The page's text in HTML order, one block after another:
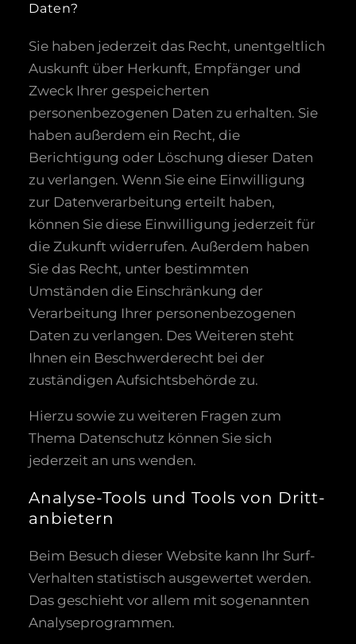
Daten?
Sie haben jederzeit das Recht, unentgeltlich
Auskunft über Herkunft, Empfänger und
Zweck Ihrer gespeicherten
personenbezogenen Daten zu erhalten. Sie
haben außerdem ein Recht, die
Berichtigung oder Löschung dieser Daten
zu verlangen. Wenn Sie eine Einwilligung
zur Datenverarbeitung erteilt haben,
können Sie diese Einwilligung jederzeit für
die Zukunft widerrufen. Außerdem haben
Sie das Recht, unter bestimmten
Umständen die Einschränkung der
Verarbeitung Ihrer personenbezogenen
Daten zu verlangen. Des Weiteren steht
Ihnen ein Beschwerderecht bei der
zuständigen Aufsichtsbehörde zu.
Hierzu sowie zu weiteren Fragen zum
Thema Datenschutz können Sie sich
jederzeit an uns wenden.
Analyse-Tools und Tools von Dritt­
anbietern
Beim Besuch dieser Website kann Ihr Surf-
Verhalten statistisch ausgewertet werden.
Das geschieht vor allem mit sogenannten
Analyseprogrammen.